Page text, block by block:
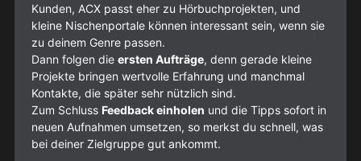
Kunden, ACX passt eher zu Hörbuchprojekten, und
kleine Nischenportale können interessant sein, wenn sie
zu deinem Genre passen.
Dann folgen die ersten Aufträge, denn gerade kleine
Projekte bringen wertvolle Erfahrung und manchmal
Kontakte, die später sehr nützlich sind.
Zum Schluss Feedback einholen und die Tipps sofort in
neuen Aufnahmen umsetzen, so merkst du schnell, was
bei deiner Zielgruppe gut ankommt.